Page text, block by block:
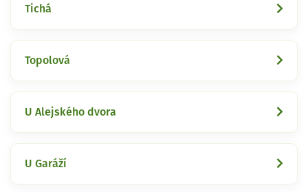
Tichá
Topolová
U Alejského dvora
U Garáží